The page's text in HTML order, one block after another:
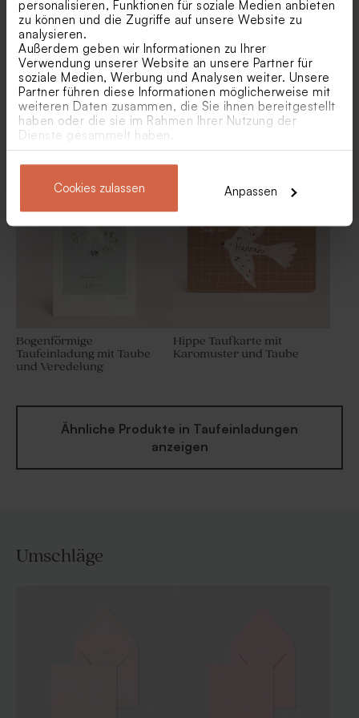
personalisieren, Funktionen für soziale Medien anbieten
zu können und die Zugriffe auf unsere Website zu
analysieren.
Außerdem geben wir Informationen zu Ihrer
Verwendung unserer Website an unsere Partner für
soziale Medien, Werbung und Analysen weiter. Unsere
Partner führen diese Informationen möglicherweise mit
weiteren Daten zusammen, die Sie ihnen bereitgestellt
haben oder die sie im Rahmen Ihrer Nutzung der
Dienste gesammelt haben.
Cookies zulassen Anpassen
Taufeinladung mit Elefant
Bogenförmige
Taufeinladung mit Taube
und Veredelung
Hippe Taufkarte mit
Karomuster und Taube
Ähnliche Produkte in Taufeinladungen
anzeigen
Umschläge